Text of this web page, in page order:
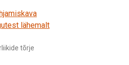
lähemalt
tõrje